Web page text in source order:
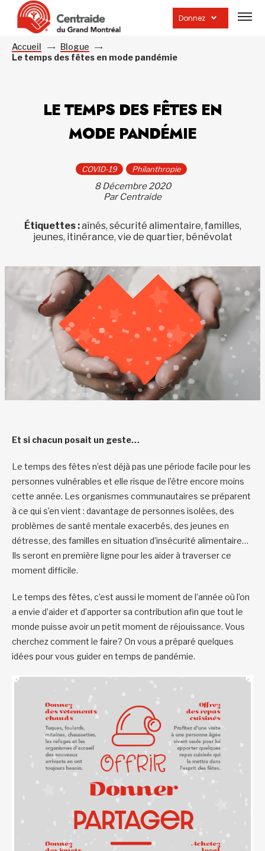
Donnez
la
Accueil
Blogue
Le temps des fêtes en mode pandémie
LE TEMPS DES FÊTES EN
MODE PANDÉMIE
COVID-19 Philanthropie
8 Décembre 2020
Par Centraide
Étiquettes :aînés, sécurité alimentaire, familles,
jeunes, itinérance, vie de quartier, bénévolat
Et si chacun posait un geste…
Le temps des fêtes n’est déjà pas une période facile pour les
personnes vulnérables et elle risque de l’être encore moins
cette année. Les organismes communautaires se préparent
à ce qui s’en vient : davantage de personnes isolées, des
problèmes de santé mentale exacerbés, des jeunes en
détresse, des familles en situation d’insécurité alimentaire…
Ils seront en première ligne pour les aider à traverser ce
moment difficile.
Le temps des fêtes, c’est aussi le moment de l’année où l’on
a envie d’aider et d’apporter sa contribution afin que tout le
monde puisse avoir un petit moment de réjouissance. Vous
cherchez comment le faire? On vous a préparé quelques
idées pour vous guider en temps de pandémie.